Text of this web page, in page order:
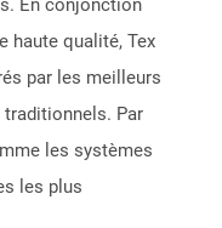
En conjonction
haute qualité, Tex
par les meilleurs
Par
les systèmes
les plus